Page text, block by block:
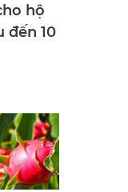
hộ
đến 10